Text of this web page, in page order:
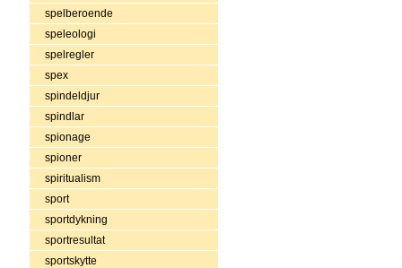
spelberoende
speleologi
spelregler
spex
spindeldjur
spindlar
spionage
spioner
spiritualism
sport
sportdykning
sportresultat
sportskytte